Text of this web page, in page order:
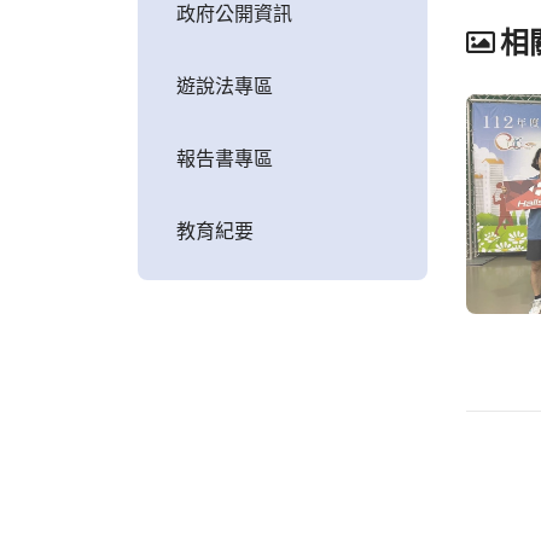
政府公開資訊
遊說法專區
報告書專區
教育紀要
相